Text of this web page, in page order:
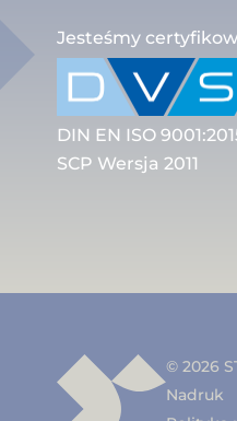
Jesteśmy
DIN EN ISO
SCP Wersja 2011
© 2026
Nadruk